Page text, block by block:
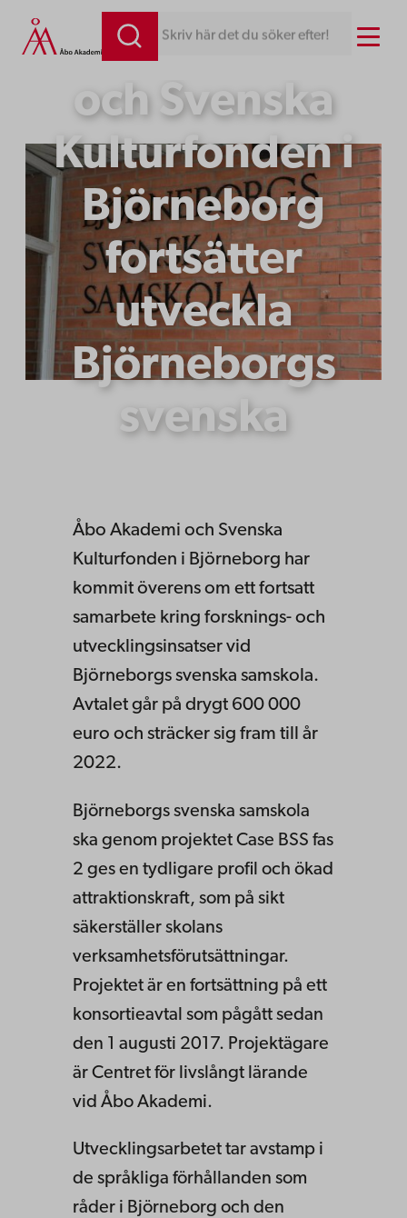
Hoppa
till
Skriv här det du söker efter! Menu
Åbo Akademi
och Svenska
Kulturfonden i
Björneborg
fortsätter
utveckla
Björneborgs
svenska
Åbo Akademi och Svenska
Kulturfonden i Björneborg har
kommit överens om ett fortsatt
samarbete kring forsknings- och
utvecklingsinsatser vid
Björneborgs svenska samskola.
Avtalet går på drygt 600 000
euro och sträcker sig fram till år
2022.
Björneborgs svenska samskola
ska genom projektet Case BSS fas
2 ges en tydligare profil och ökad
attraktionskraft, som på sikt
säkerställer skolans
verksamhetsförutsättningar.
Projektet är en fortsättning på ett
konsortieavtal som pågått sedan
den 1 augusti 2017. Projektägare
är Centret för livslångt lärande
vid Åbo Akademi.
Utvecklingsarbetet tar avstamp i
de språkliga förhållanden som
råder i Björneborg och den